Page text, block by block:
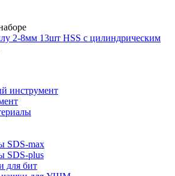
2-8мм 13шт HSS с цилиндрическим
инструмент
SDS-max
SDS-plus
для бит